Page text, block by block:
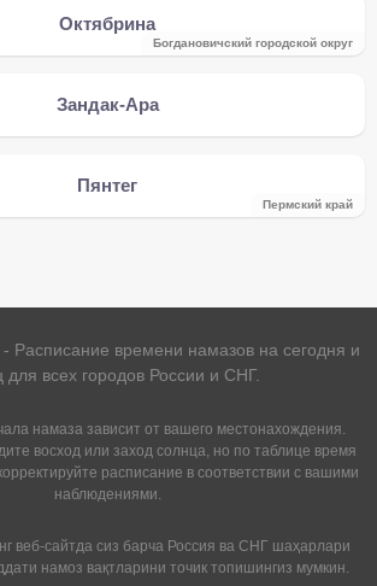
Октябрина
Богдановичский городской округ
Зандак-Ара
Пянтег
Пермский край
Расписание времени намазов на сегодня и
для всех городов России и СНГ.
намаза зависит от вашего местонахождения.
восход или заход солнца, но по таблице время
расписание в соответствии с вашими
наблюдениями.
веб-сайтда сиз барча Россия ва СНГ шаҳарлари
намоз вақтларини точик топишингиз мумкин.